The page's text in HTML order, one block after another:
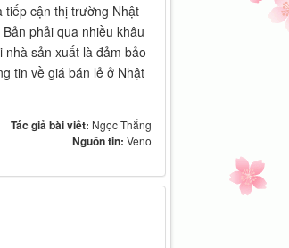
tiếp cận thị trường Nhật
phải qua nhiều khâu
sản xuất là đảm bảo
tin về giá bán lẻ ở Nhật
Tác giả bài viết: Ngọc Thắng
Nguồn tin: Veno